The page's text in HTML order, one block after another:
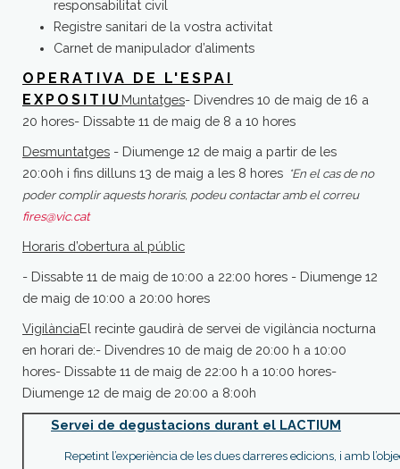
responsabilitat civil
Registre sanitari de la vostra activitat
Carnet de manipulador d’aliments
OPERATIVA DE L'ESPAI
EXPOSITIU Muntatges- Divendres 10 de maig de 16 a
20 hores- Dissabte 11 de maig de 8 a 10 hores
Desmuntatges - Diumenge 12 de maig a partir de les
20:00h i fins dilluns 13 de maig a les 8 hores *En el cas de no
poder complir aquests horaris, podeu contactar amb el correu
fires@vic.cat
Horaris d’obertura al públic
- Dissabte 11 de maig de 10:00 a 22:00 hores - Diumenge 12
de maig de 10:00 a 20:00 hores
VigilànciaEl recinte gaudirà de servei de vigilància nocturna
en horari de:- Divendres 10 de maig de 20:00 h a 10:00
hores- Dissabte 11 de maig de 22:00 h a 10:00 hores-
Diumenge 12 de maig de 20:00 a 8:00h
Servei de degustacions durant el LACTIUM
Repetint l’experiència de les dues darreres edicions, i amb